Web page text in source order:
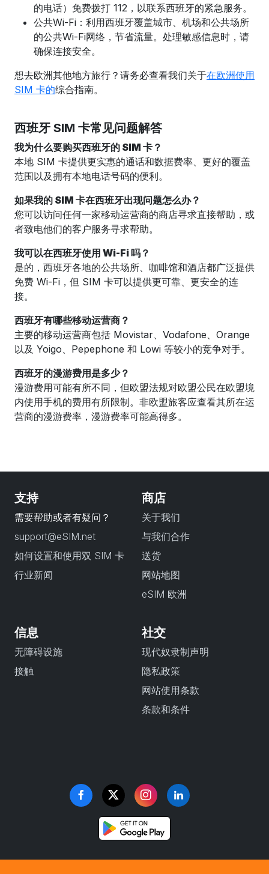
的电话）免费拨打 112，以联系西班牙的紧急服务。
公共Wi-Fi：利用西班牙覆盖城市、机场和公共场所
的公共Wi-Fi网络，节省流量。处理敏感信息时，请
确保连接安全。
想去欧洲其他地方旅行？请务必查看我们关于在欧洲使用
SIM 卡的综合指南。
西班牙 SIM 卡常见问题解答
我为什么要购买西班牙的 SIM 卡？
本地 SIM 卡提供更实惠的通话和数据费率、更好的覆盖
范围以及拥有本地电话号码的便利。
如果我的 SIM 卡在西班牙出现问题怎么办？
您可以访问任何一家移动运营商的商店寻求直接帮助，或
者致电他们的客户服务寻求帮助。
我可以在西班牙使用 Wi-Fi 吗？
是的，西班牙各地的公共场所、咖啡馆和酒店都广泛提供
免费 Wi-Fi，但 SIM 卡可以提供更可靠、更安全的连
接。
西班牙有哪些移动运营商？
主要的移动运营商包括 Movistar、Vodafone、Orange
以及 Yoigo、Pepephone 和 Lowi 等较小的竞争对手。
西班牙的漫游费用是多少？
漫游费用可能有所不同，但欧盟法规对欧盟公民在欧盟境
内使用手机的费用有所限制。非欧盟旅客应查看其所在运
营商的漫游费率，漫游费率可能高得多。
支持
需要帮助或者有疑问？
support@eSIM.net
如何设置和使用双 SIM 卡
行业新闻
商店
关于我们
与我们合作
送货
网站地图
eSIM 欧洲
信息
无障碍设施
接触
社交
现代奴隶制声明
隐私政策
网站使用条款
条款和条件